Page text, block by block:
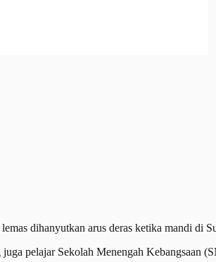
dihanyutkan arus deras ketika mandi di
pelajar Sekolah Menengah